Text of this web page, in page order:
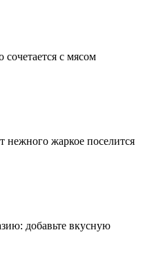
с мясом
нежного жаркое поселится
добавьте вкусную